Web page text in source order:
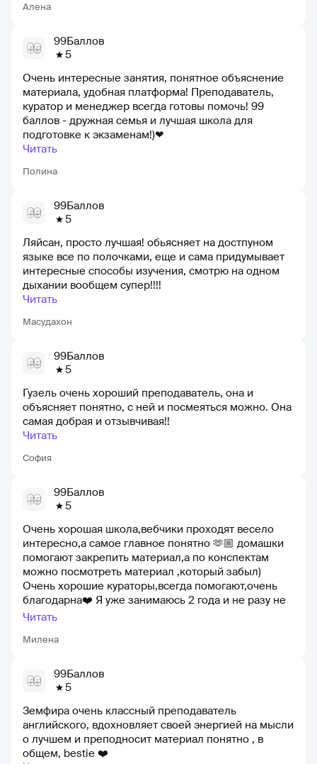
Алена
99Баллов
5
Полина
Очень интересные занятия, понятное объяснение
материала, удобная платформа! Преподаватель,
куратор и менеджер всегда готовы помочь! 99
баллов - дружная семья и лучшая школа для
подготовке к экзаменам!)❤
Читать
99Баллов
5
Масудахон
Ляйсан, просто лучшая! обьясняет на достпуном
языке все по полочками, еще и сама придумывает
интересные способы изучения, смотрю на одном
дыхании вообщем супер!!!!
Читать
99Баллов
5
София
Гузель очень хороший преподаватель, она и
объясняет понятно, с ней и посмеяться можно. Она
самая добрая и отзывчивая!!
Читать
99Баллов
5
Милена
Очень хорошая школа,вебчики проходят весело
интересно,а самое главное понятно 🫶🏼 домашки
помогают закрепить материал,а по конспектам
можно посмотреть материал ,который забыл)
Очень хорошие кураторы,всегда помогают,очень
благодарна❤️ Я уже занимаюсь 2 года и не разу не
пожалела)))За это время я узнала очень
Читать
99Баллов
5
Земфира очень классный преподаватель
английского, вдохновляет своей энергией на мысли
о лучшем и преподносит материал понятно , в
общем, bestie ❤️